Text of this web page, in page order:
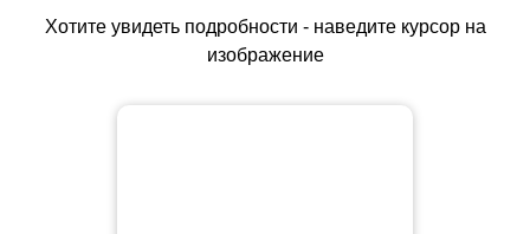
Хотите увидеть подробности - наведите курсор на
изображение